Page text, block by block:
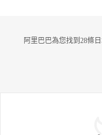
阿里巴巴為您找到28條